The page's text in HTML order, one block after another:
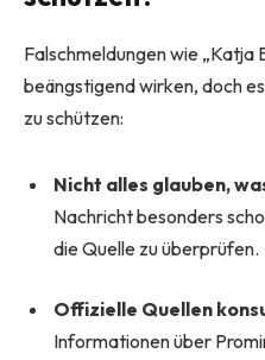
Falschmeldungen wie
beängstigend wirken, doch
zu schützen:
Nicht alles glauben,
Nachricht besonders
die Quelle zu überprüfen.
Offizielle Quellen
Informationen über